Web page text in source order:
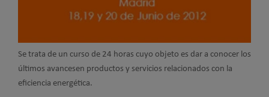
Se trata de un curso de 24 horas cuyo objeto es dar a conocer los
últimos avancesen productos y servicios relacionados con la
eficiencia energética.